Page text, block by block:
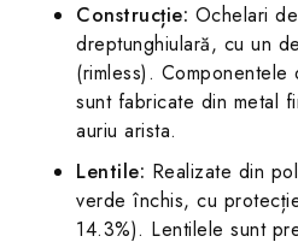
Construcție: Ochelari
dreptunghiulară, cu un
(rimless).
sunt fabricate din metal
auriu arista.
Lentile: Realizate din
verde închis, cu
14.3%). Lentilele sunt